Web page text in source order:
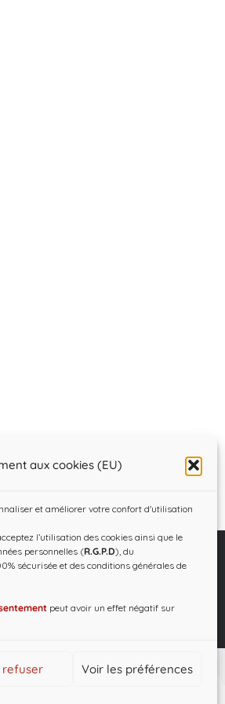
aux cookies (EU)
et améliorer votre confort d'utilisation
l’utilisation des cookies ainsi que le
personnelles (R.G.P.D), du
sécurisée et des conditions générales de
peut avoir un effet négatif sur
refuser Voir les préférences